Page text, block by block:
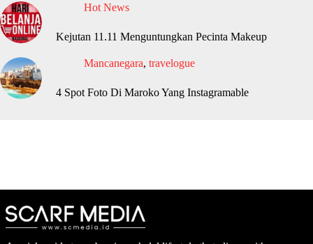
Hot News
Kejutan 11.11 Menguntungkan Pecinta Makeup
Mancanegara, travelogue
4 Spot Foto Di Maroko Yang Instagramable